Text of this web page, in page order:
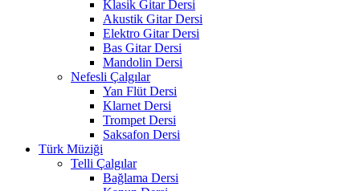
Klasik Gitar Dersi
Akustik Gitar Dersi
Elektro Gitar Dersi
Bas Gitar Dersi
Mandolin Dersi
Nefesli Çalgılar
Yan Flüt Dersi
Klarnet Dersi
Trompet Dersi
Saksafon Dersi
Türk Müziği
Telli Çalgılar
Bağlama Dersi